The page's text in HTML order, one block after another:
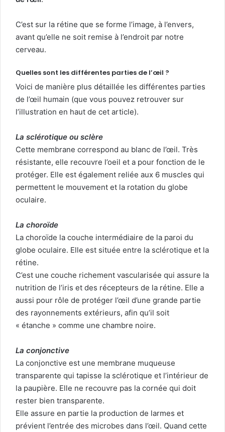
C’est sur la rétine que se forme l’image, à l’envers,
avant qu’elle ne soit remise à l’endroit par notre
cerveau.
Quelles sont les différentes parties de l’œil ?
Voici de manière plus détaillée les différentes parties
de l’œil humain (que vous pouvez retrouver sur
l’illustration en haut de cet article).
La sclérotique ou sclère
Cette membrane correspond au blanc de l’œil. Très
résistante, elle recouvre l’oeil et a pour fonction de le
protéger. Elle est également reliée aux 6 muscles qui
permettent le mouvement et la rotation du globe
oculaire.
La choroïde
La choroïde la couche intermédiaire de la paroi du
globe oculaire. Elle est située entre la sclérotique et la
rétine.
C’est une couche richement vascularisée qui assure la
nutrition de l’iris et des récepteurs de la rétine. Elle a
aussi pour rôle de protéger l’œil d’une grande partie
des rayonnements extérieurs, afin qu’il soit
« étanche » comme une chambre noire.
La conjonctive
La conjonctive est une membrane muqueuse
transparente qui tapisse la sclérotique et l’intérieur de
la paupière. Elle ne recouvre pas la cornée qui doit
rester bien transparente.
Elle assure en partie la production de larmes et
prévient l’entrée des microbes dans l’œil. Quand cette